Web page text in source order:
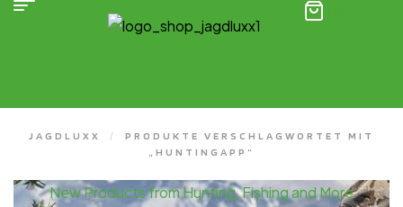
JAGDLUXX /
PRODUKTE VERSCHLAGWORTET MIT
„HUNTINGAPP“
New Products from Hunting, Fishing and More